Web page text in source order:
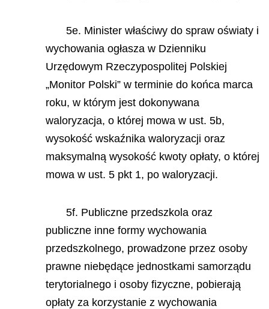
5e. Minister właściwy do spraw oświaty i
wychowania ogłasza w Dzienniku
Urzędowym Rzeczypospolitej Polskiej
„Monitor Polski” w terminie do końca marca
roku, w którym jest dokonywana
waloryzacja, o której mowa w ust. 5b,
wysokość wskaźnika waloryzacji oraz
maksymalną wysokość kwoty opłaty, o której
mowa w ust. 5 pkt 1, po waloryzacji.
5f. Publiczne przedszkola oraz
publiczne inne formy wychowania
przedszkolnego, prowadzone przez osoby
prawne niebędące jednostkami samorządu
terytorialnego i osoby fizyczne, pobierają
opłaty za korzystanie z wychowania